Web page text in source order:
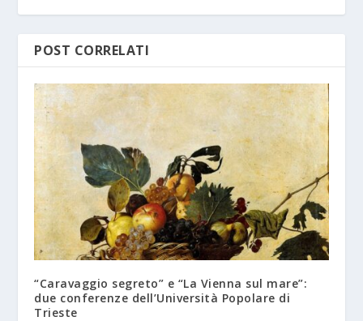
POST CORRELATI
“Caravaggio segreto” e “La Vienna sul mare”:
due conferenze dell’Università Popolare di
Trieste